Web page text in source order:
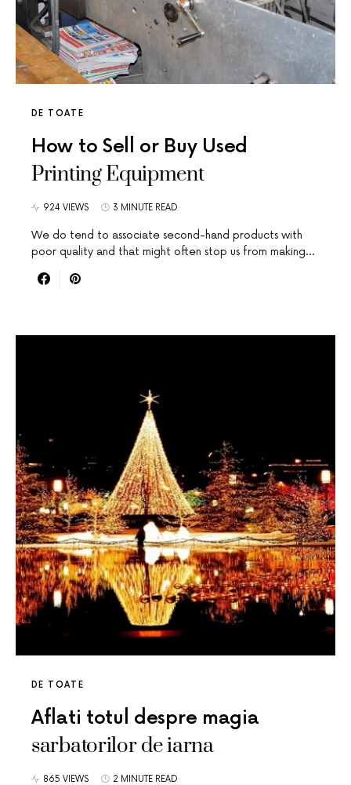
DE TOATE
How to Sell or Buy Used
Printing Equipment
924 VIEWS 3 MINUTE READ
We do tend to associate second-hand products with
poor quality and that might often stop us from making…
DE TOATE
Aflati totul despre magia
sarbatorilor de iarna
865 VIEWS 2 MINUTE READ